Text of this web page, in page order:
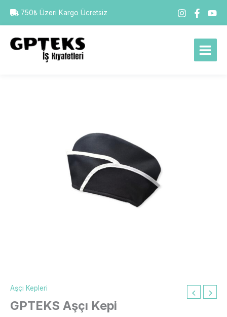
atla
750₺ Üzeri Kargo Ücretsiz
Aşçı Kepleri
GPTEKS Aşçı Kepi